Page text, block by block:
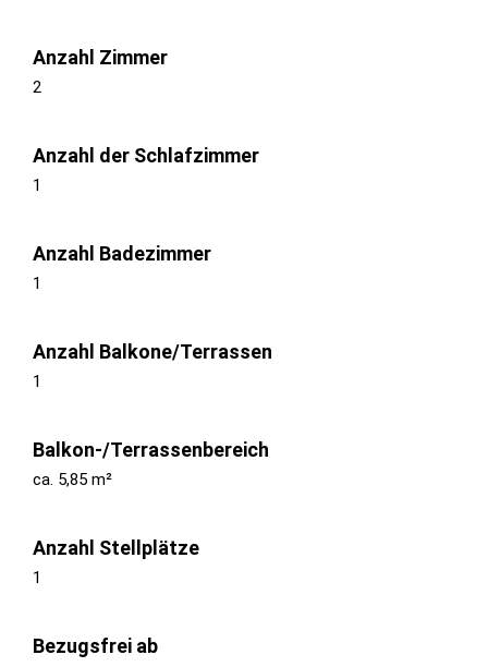
Anzahl Zimmer
2
Anzahl der Schlafzimmer
1
Anzahl Badezimmer
1
Anzahl Balkone/Terrassen
1
Balkon-/Terrassenbereich
ca. 5,85 m²
Anzahl Stellplätze
1
Bezugsfrei ab